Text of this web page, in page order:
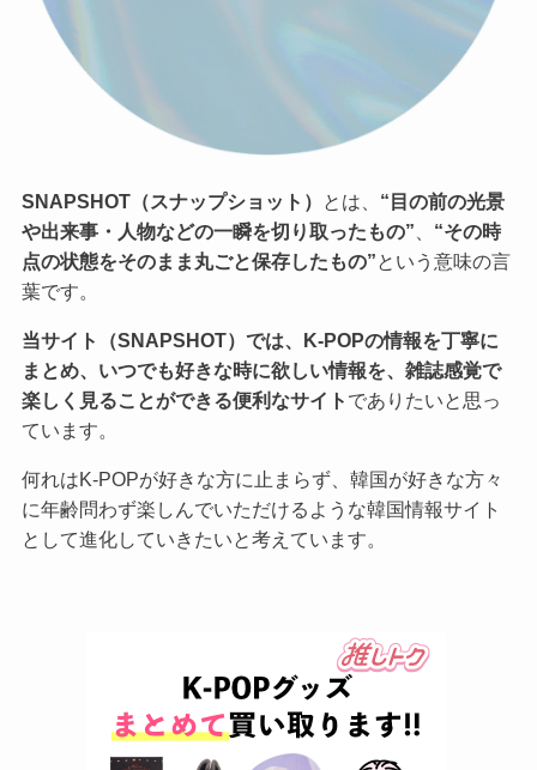
SNAPSHOT（スナップショット） とは、 “目の前の光景
や出来事・人物などの一瞬を切り取ったもの”
“その時
点の状態をそのまま丸ごと保存したもの”という意味の言
葉です。
当サイト（SNAPSHOT）では、K-POPの情報を丁寧に
まとめ、いつでも好きな時に欲しい情報を、雑誌感覚で
楽しく見ることができる便利なサイト でありたいと思っ
ています。
何れはK-POPが好きな方に止まらず、韓国が好きな方々
に年齢問わず楽しんでいただけるような韓国情報サイト
として進化していきたいと考えています。